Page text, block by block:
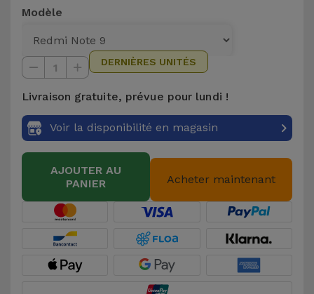
Autres
Marques
Voir
tout
Montres
et
Bracelets
Chaînes
de
Téléphone
Gadgets
Hygiène
Maison
Modèle
1 DERNIÈRES UNITÉS
Livraison gratuite, prévue pour lundi !
Voir la disponibilité en magasin
AJOUTER AU
PANIER
Acheter maintenant